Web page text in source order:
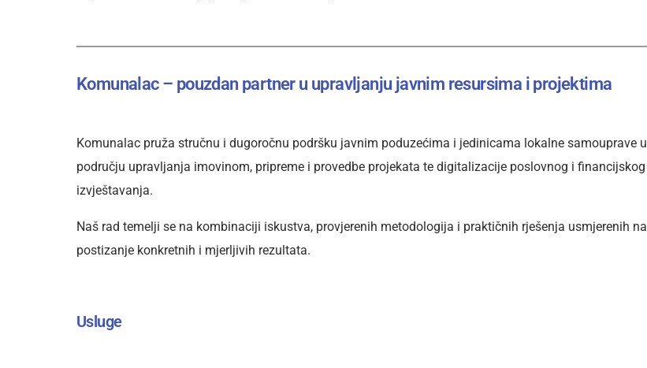
Komunalac – pouzdan partner u upravljanju javnim resursima i projektima
Komunalac pruža stručnu i dugoročnu podršku javnim poduzećima i jedinicama lokalne samouprave u
području upravljanja imovinom, pripreme i provedbe projekata te digitalizacije poslovnog i financijskog
izvještavanja.
Naš rad temelji se na kombinaciji iskustva, provjerenih metodologija i praktičnih rješenja usmjerenih na
postizanje konkretnih i mjerljivih rezultata.
Usluge